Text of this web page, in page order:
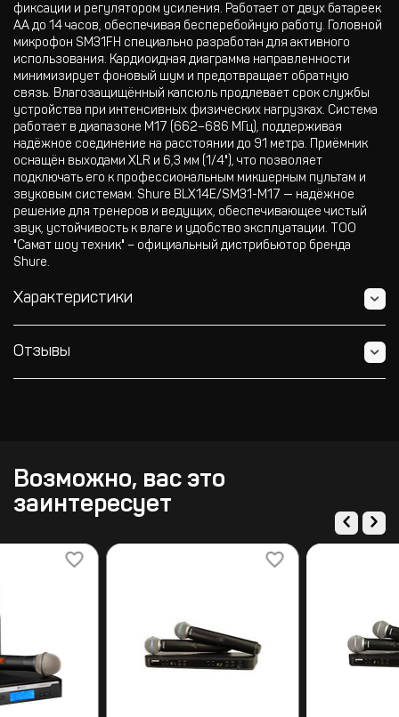
фиксации и регулятором усиления. Работает от двух батареек
AA до 14 часов, обеспечивая бесперебойную работу. Головной
микрофон SM31FH специально разработан для активного
использования. Кардиоидная диаграмма направленности
минимизирует фоновый шум и предотвращает обратную
связь. Влагозащищённый капсюль продлевает срок службы
устройства при интенсивных физических нагрузках. Система
работает в диапазоне M17 (662–686 МГц), поддерживая
надёжное соединение на расстоянии до 91 метра. Приёмник
оснащён выходами XLR и 6,3 мм (1/4"), что позволяет
подключать его к профессиональным микшерным пультам и
звуковым системам. Shure BLX14E/SM31-M17 — надёжное
решение для тренеров и ведущих, обеспечивающее чистый
звук, устойчивость к влаге и удобство эксплуатации. ТОО
"Самат шоу техник" – официальный дистрибьютор бренда
Shure.
Характеристики
Отзывы
Возможно, вас это
заинтересует